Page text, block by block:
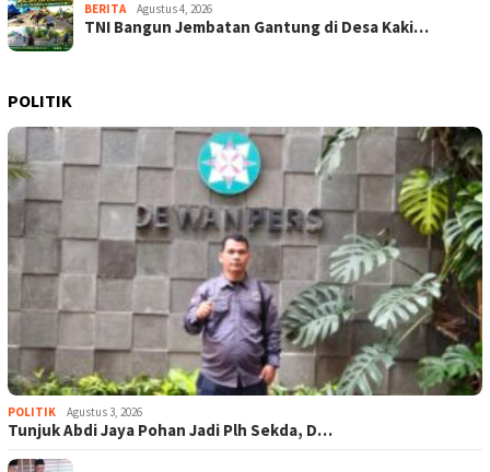
BERITA Agustus 4, 2026
TNI Bangun Jembatan Gantung di Desa Kaki…
POLITIK
POLITIK Agustus 3, 2026
Tunjuk Abdi Jaya Pohan Jadi Plh Sekda, D…